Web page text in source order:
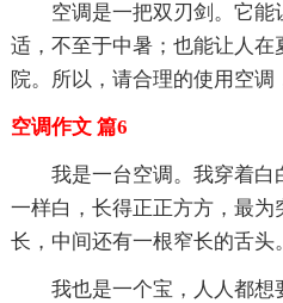
空调是一把双刃剑。它能
适，不至于中暑；也能让人在
院。所以，请合理的使用空调
空调作文 篇6
我是一台空调。我穿着白
一样白，长得正正方方，最为
长，中间还有一根窄长的舌头。
我也是一个宝，人人都想